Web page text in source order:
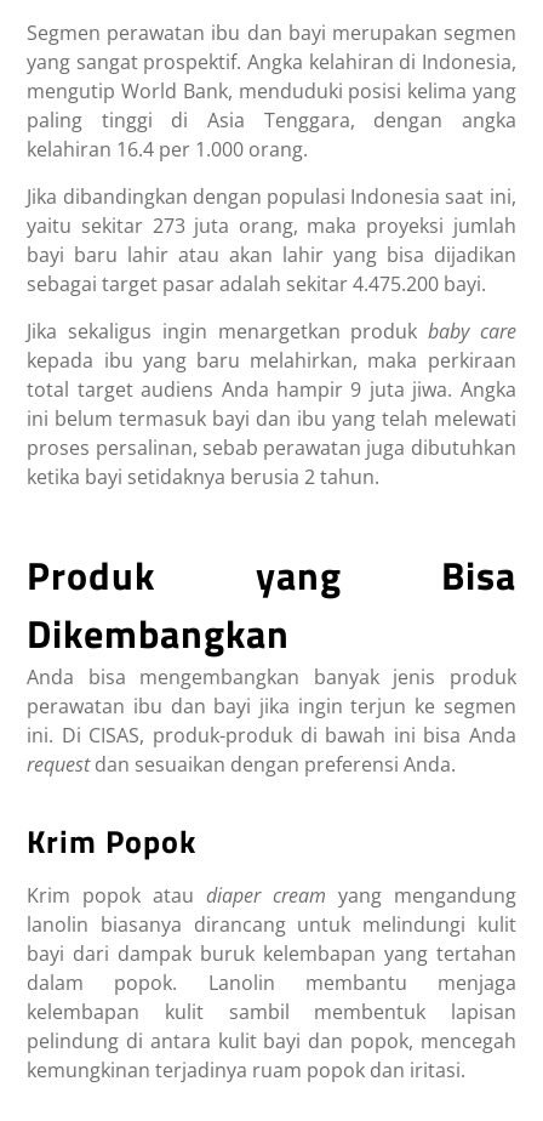
Segmen perawatan ibu dan bayi merupakan segmen
yang sangat prospektif. Angka kelahiran di Indonesia,
mengutip World Bank, menduduki posisi kelima yang
paling tinggi di Asia Tenggara, dengan angka
kelahiran 16.4 per 1.000 orang.
Jika dibandingkan dengan populasi Indonesia saat ini,
yaitu sekitar 273 juta orang, maka proyeksi jumlah
bayi baru lahir atau akan lahir yang bisa dijadikan
sebagai target pasar adalah sekitar 4.475.200 bayi.
Jika sekaligus ingin menargetkan produk baby care
kepada ibu yang baru melahirkan, maka perkiraan
total target audiens Anda hampir 9 juta jiwa. Angka
ini belum termasuk bayi dan ibu yang telah melewati
proses persalinan, sebab perawatan juga dibutuhkan
ketika bayi setidaknya berusia 2 tahun.
Produk yang Bisa
Dikembangkan
Anda bisa mengembangkan banyak jenis produk
perawatan ibu dan bayi jika ingin terjun ke segmen
ini. Di CISAS, produk-produk di bawah ini bisa Anda
requestdan sesuaikan dengan preferensi Anda.
Krim Popok
Krim popok atau diaper cream yang mengandung
lanolin biasanya dirancang untuk melindungi kulit
bayi dari dampak buruk kelembapan yang tertahan
dalam popok. Lanolin membantu menjaga
kelembapan kulit sambil membentuk lapisan
pelindung di antara kulit bayi dan popok, mencegah
kemungkinan terjadinya ruam popok dan iritasi.